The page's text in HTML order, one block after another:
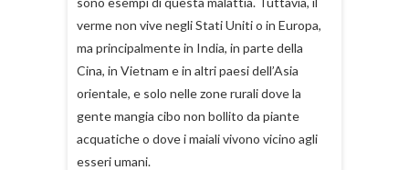
verme non vive negli Stati Uniti o in Europa,
ma principalmente in India, in parte della
Cina, in Vietnam e in altri paesi dell’Asia
orientale, e solo nelle zone rurali dove la
gente mangia cibo non bollito da piante
acquatiche o dove i maiali vivono vicino agli
esseri umani.